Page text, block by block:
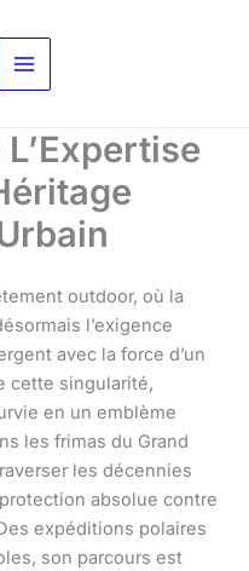
outdoor, où la
l’exigence
avec la force d’un
cette singularité,
en un emblème
les frimas du Grand
les décennies
absolue contre
expéditions polaires
son parcours est